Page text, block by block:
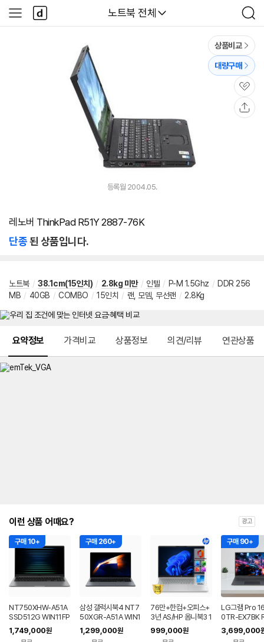
다나와
노트북 전체
검
색
사
이
다
나
와
상품비교
대량구매
관
심
등록월 2004.05.
레노버 ThinkPad R51Y 2887-76K
단종된 상품입니다.
노트북 / 38.1cm(15인치) / 2.8kg 미만 / 인텔 / P-M 1.5Ghz / DDR 256
MB / 40GB / COMBO / 15인치 / 랜, 모뎀, 무선랜 / 2.8Kg
요약정보 가격비교 상품정보 의견/리뷰 연관상품
이런 상품 어때요? 광고
구매 10+
NT750XHW-A51A
SSD512G WIN11FP
P(버젼UP설치) 삼성
전자 갤럭시북5 노트
1,749,000원
구매 260+
삼성 갤럭시북4 NT7
50XGR-A51A WIN1
1 FPP(버젼UP설치)
업무용 학생용 사무용
1,299,000원
76만+한컴+오피스+
3년 AS/HP 옴니북3 1
6인치 사무용 대학생
저렴한 대학생 노트북
999,000원
구매 90+
LG그램 Pro
0TR-EX7BK
050 32GB 디
트북
3,699,000